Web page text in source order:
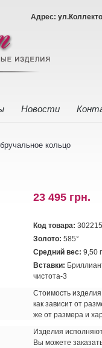
Адрес:
Новости
кольцо
23 495 грн.
Код товара: 302215
Золото: 585°
Средний вес: 9,50
Вставки:
чистота-3
Стоимость
как зависит от
же от размера и
Изделия
Вы можете